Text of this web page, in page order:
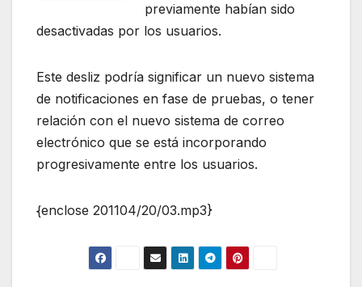
previamente habían sido
desactivadas por los usuarios.
Este desliz podría significar un nuevo sistema
de notificaciones en fase de pruebas, o tener
relación con el nuevo sistema de correo
electrónico que se está incorporando
progresivamente entre los usuarios.
{enclose 201104/20/03.mp3}